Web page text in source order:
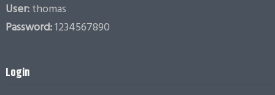
User:thomas
Password:1234567890
Login